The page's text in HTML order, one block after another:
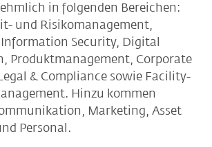
in folgenden Bereichen:
und Risikomanagement,
Security, Digital
Produktmanagement, Corporate
& Compliance sowie Facility-
Hinzu kommen
Marketing, Asset
Personal.